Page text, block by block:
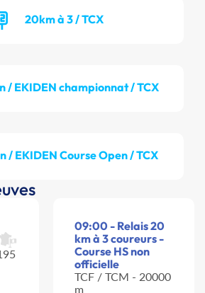
20km à 3 / TCX
/ EKIDEN championnat / TCX
/ EKIDEN Course Open / TCX
09:00 - Relais 20
km à 3 coureurs -
Course HS non
officielle
TCF / TCM - 20000
m